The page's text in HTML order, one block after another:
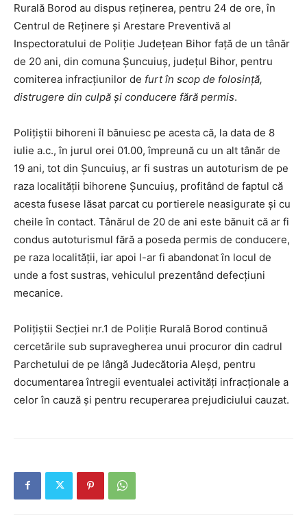
Rurală Borod au dispus reținerea, pentru 24 de ore, în
Centrul de Reținere și Arestare Preventivă al
Inspectoratului de Poliție Județean Bihor față de un tânăr
de 20 ani, din comuna Șuncuiuș, județul Bihor, pentru
comiterea infracțiunilor de furt în scop de folosință,
distrugere din culpă și conducere fără permis.
Polițiștii bihoreni îl bănuiesc pe acesta că, la data de 8
iulie a.c., în jurul orei 01.00, împreună cu un alt tânăr de
19 ani, tot din Șuncuiuș, ar fi sustras un autoturism de pe
raza localității bihorene Șuncuiuș, profitând de faptul că
acesta fusese lăsat parcat cu portierele neasigurate și cu
cheile în contact. Tânărul de 20 de ani este bănuit că ar fi
condus autoturismul fără a poseda permis de conducere,
pe raza localității, iar apoi l-ar fi abandonat în locul de
unde a fost sustras, vehiculul prezentând defecțiuni
mecanice.
Polițiștii Secției nr.1 de Poliție Rurală Borod continuă
cercetările sub supravegherea unui procuror din cadrul
Parchetului de pe lângă Judecătoria Aleșd, pentru
documentarea întregii eventualei activități infracționale a
celor în cauză și pentru recuperarea prejudiciului cauzat.